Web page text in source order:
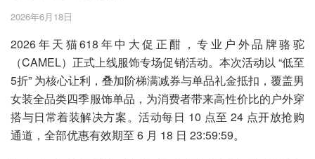
2026年6月18日
2026年天猫618年中大促正酣，专业户外品牌骆驼
（CAMEL）正式上线服饰专场促销活动。本次活动以 “低至
5折” 为核心让利，叠加阶梯满减券与单品礼金抵扣，覆盖男
女装全品类四季服饰单品，为消费者带来高性价比的户外穿
搭与日常着装解决方案。活动每日 10 点至 24 点开放抢购
通道，全部优惠有效期至 6 月 18 日 23:59:59。